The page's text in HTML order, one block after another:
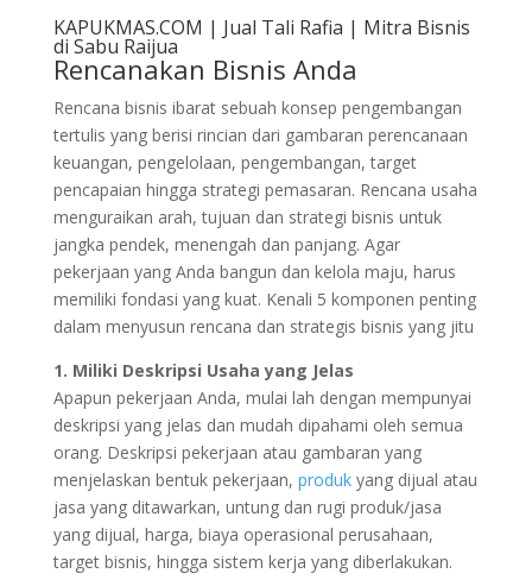
KAPUKMAS.COM | Jual Tali Rafia | Mitra Bisnis
di Sabu Raijua
Rencanakan Bisnis Anda
Rencana bisnis ibarat sebuah konsep pengembangan
tertulis yang berisi rincian dari gambaran perencanaan
keuangan, pengelolaan, pengembangan, target
pencapaian hingga strategi pemasaran. Rencana usaha
menguraikan arah, tujuan dan strategi bisnis untuk
jangka pendek, menengah dan panjang. Agar
pekerjaan yang Anda bangun dan kelola maju, harus
memiliki fondasi yang kuat. Kenali 5 komponen penting
dalam menyusun rencana dan strategis bisnis yang jitu
1. Miliki Deskripsi Usaha yang Jelas
Apapun pekerjaan Anda, mulai lah dengan mempunyai
deskripsi yang jelas dan mudah dipahami oleh semua
orang. Deskripsi pekerjaan atau gambaran yang
menjelaskan bentuk pekerjaan, produkyang dijual atau
jasa yang ditawarkan, untung dan rugi produk/jasa
yang dijual, harga, biaya operasional perusahaan,
target bisnis, hingga sistem kerja yang diberlakukan.